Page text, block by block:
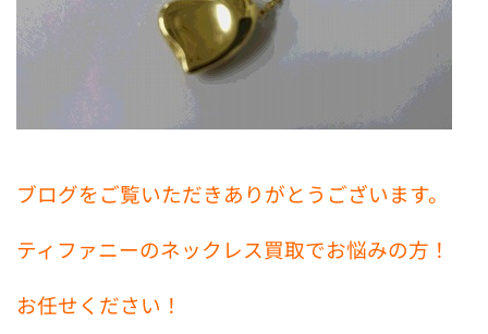
ブログをご覧いただきありがとうございます。
ティファニーのネックレス買取でお悩みの方！
お任せください！